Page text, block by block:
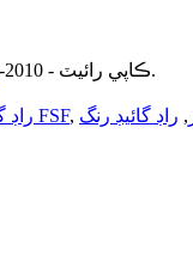
© ڪاپي رائيٽ - 2010-2023: سڀ حق محفوظ آهن.
راڊ گائيڊ رنگ FSF, ,